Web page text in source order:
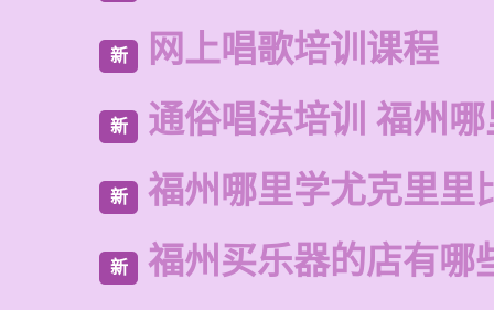
新 网上唱歌培训课程
新 通俗唱法培训 福州
新 福州哪里学尤克里里
新 福州买乐器的店有哪